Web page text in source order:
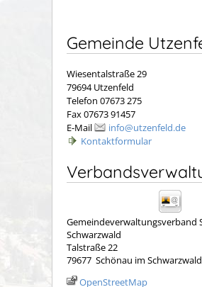
Gemeinde
Wiesentalstraße 29
79694 Utzenfeld
Telefon 07673 275
Fax 07673 91457
E-Mail
info@utzenfeld.de
Kontaktformular
Gemeindeverwaltungsverband
Schwarzwald
Talstraße 22
79677 Schönau im Schwarzwald
OpenStreetMap